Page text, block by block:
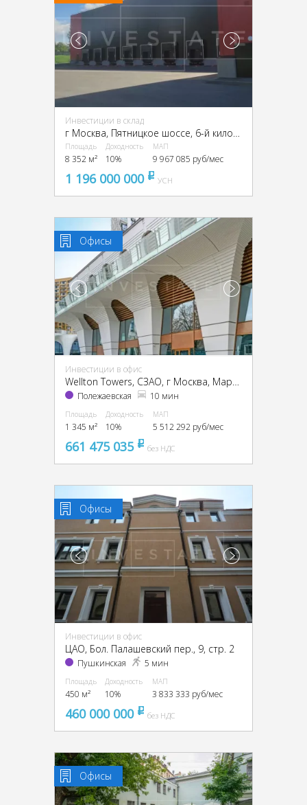
Инвестиции в склад
г Москва, Пятницкое шоссе, 6-й километр, г Москва, Пятницкое ш., 6
Площадь
8 352 м²
Доходность
10%
МАП
9 967 085 руб/мес
1 196 000 000 pуб
УСН
Офисы
Инвестиции в офис
Полежаевская 10 мин
Площадь
1 345 м²
Доходность
10%
МАП
5 512 292 руб/мес
661 475 035 pуббез НДС
Офисы
Инвестиции в офис
ЦАО, Бол. Палашевский пер., 9, стр. 2
Пушкинская 5 мин
Площадь
450 м²
Доходность
10%
МАП
3 833 333 руб/мес
460 000 000 pуббез НДС
Офисы